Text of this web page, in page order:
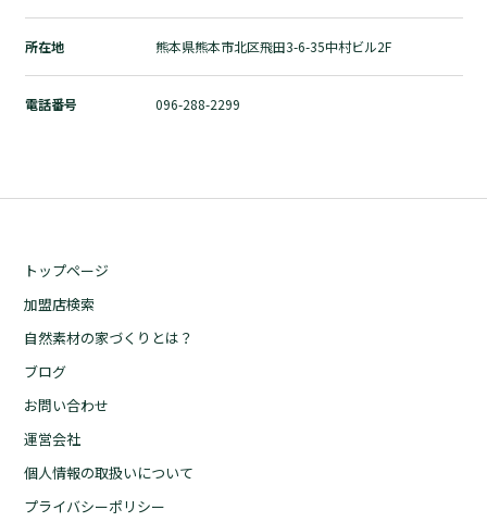
加盟店検索
自然素材の家づくりとは？
所在地 熊本県熊本市北区飛田3-6-35中村ビル2F
電話番号 096-288-2299
トップページ
加盟店検索
自然素材の家づくりとは？
ブログ
お問い合わせ
運営会社
個人情報の取扱いについて
プライバシーポリシー